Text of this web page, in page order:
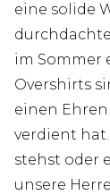
eine solide
im Sommer
Overshirts
einen
verdient
stehst oder
unsere